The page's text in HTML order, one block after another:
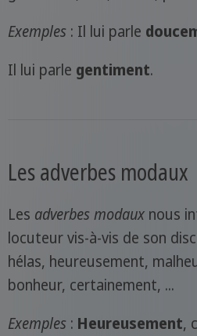
Exemples : Il lui parle
Il lui parle gentiment.
Les adverbes modaux
Les adverbes modauxnous
locuteur vis-à-vis de son
hélas, heureusement,
bonheur, certainement, ...
Exemples : Heureusement,